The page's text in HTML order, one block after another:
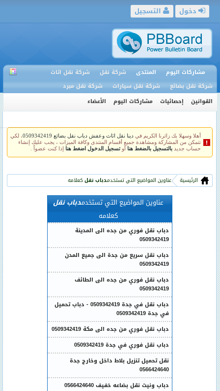
التسجيل دخول
مشاركات اليوم المنتدى شركة نقل
شركة نقل اثاث
شركة نقل بضائع
شركة نقل سيارات
شركة نقل مبرد
القوانين
إحصائيات مشاركات اليوم الأعضاء
أهلا وسهلا بك زائرنا الكريم فيدينا نقل اثاث وعفش دباب نقل بضائع 0509342419
، لكي
تتمكن من المشاركة ومشاهدة جميع أقسام المنتدى وكافة الميزات ، يجب عليك إنشاء
حساب جديدبالتسجيل بالضغط هنا أوتسجيل الدخول اضغط هنا إذا كنت عضواً .
الرئيسية عناوين المواضيع التي تستخدمدباب نقل كعلامه
عناوين المواضيع التي تستخدمدباب نقل
كعلامه
دباب نقل فوري من جده الى المدينة
0509342419
دباب نقل سريع من جدة الى جميع المدن
0509342419
دباب نقل فوري من جده الى الطائف
0509342419
دباب نقل في جدة 0509342419 - دباب تحميل
في جدة 0509342419
دباب نقل فوري من جده الى مكة 0509342419
دباب نقل فوري في جدة 0509342419
نقل تحميل تنزيل بلاط داخل وخارج جدة
0566424640
دباب ونيت نقل بضاعه خفيف 0566424640